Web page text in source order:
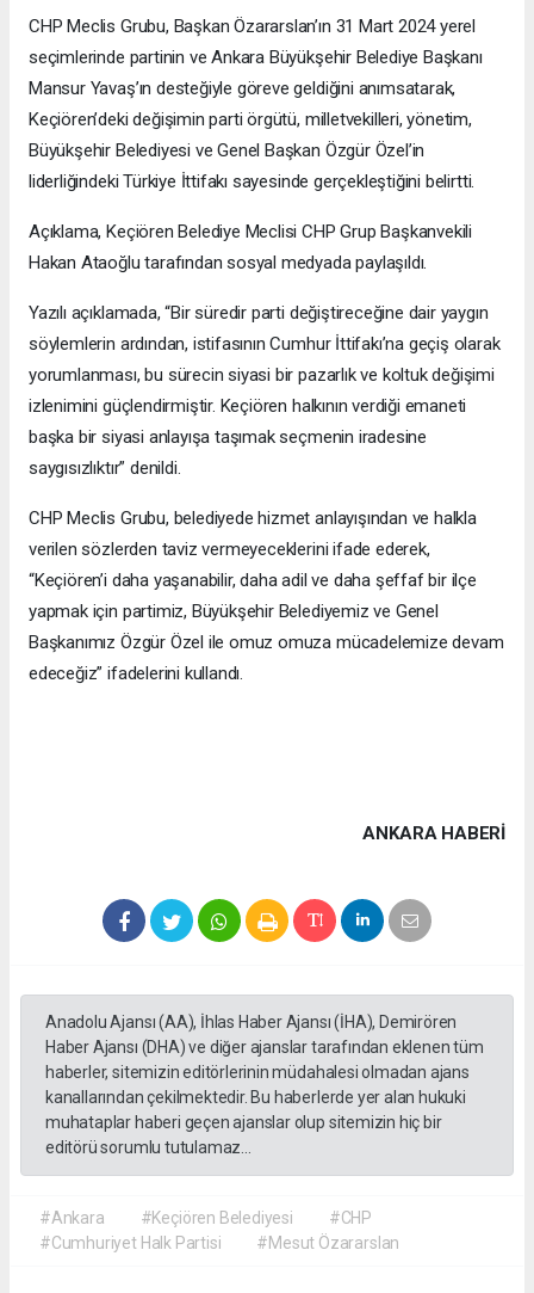
CHP Meclis Grubu, Başkan Özararslan’ın 31 Mart 2024 yerel
seçimlerinde partinin ve Ankara Büyükşehir Belediye Başkanı
Mansur Yavaş’ın desteğiyle göreve geldiğini anımsatarak,
Keçiören’deki değişimin parti örgütü, milletvekilleri, yönetim,
Büyükşehir Belediyesi ve Genel Başkan Özgür Özel’in
liderliğindeki Türkiye İttifakı sayesinde gerçekleştiğini belirtti.
Açıklama, Keçiören Belediye Meclisi CHP Grup Başkanvekili
Hakan Ataoğlu tarafından sosyal medyada paylaşıldı.
Yazılı açıklamada, “Bir süredir parti değiştireceğine dair yaygın
söylemlerin ardından, istifasının Cumhur İttifakı’na geçiş olarak
yorumlanması, bu sürecin siyasi bir pazarlık ve koltuk değişimi
izlenimini güçlendirmiştir. Keçiören halkının verdiği emaneti
başka bir siyasi anlayışa taşımak seçmenin iradesine
saygısızlıktır” denildi.
CHP Meclis Grubu, belediyede hizmet anlayışından ve halkla
verilen sözlerden taviz vermeyeceklerini ifade ederek,
“Keçiören’i daha yaşanabilir, daha adil ve daha şeffaf bir ilçe
yapmak için partimiz, Büyükşehir Belediyemiz ve Genel
Başkanımız Özgür Özel ile omuz omuza mücadelemize devam
edeceğiz” ifadelerini kullandı.
ANKARA HABERİ
Anadolu Ajansı (AA), İhlas Haber Ajansı (İHA), Demirören
Haber Ajansı (DHA) ve diğer ajanslar tarafından eklenen tüm
haberler, sitemizin editörlerinin müdahalesi olmadan ajans
kanallarından çekilmektedir. Bu haberlerde yer alan hukuki
muhataplar haberi geçen ajanslar olup sitemizin hiç bir
editörü sorumlu tutulamaz...
#Ankara #Keçiören Belediyesi
#CHP
#Cumhuriyet Halk Partisi
#Mesut Özararslan